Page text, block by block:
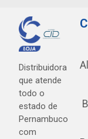
Distribuidora
que atende
todo o
estado de
Pernambuco
com